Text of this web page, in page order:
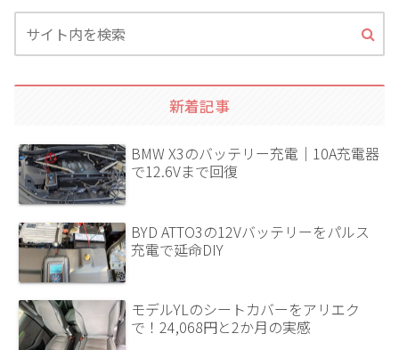
新着記事
BMW X3のバッテリー充電｜10A充電器
で12.6Vまで回復
BYD ATTO3の12Vバッテリーをパルス
充電で延命DIY
モデルYLのシートカバーをアリエク
で！24,068円と2か月の実感